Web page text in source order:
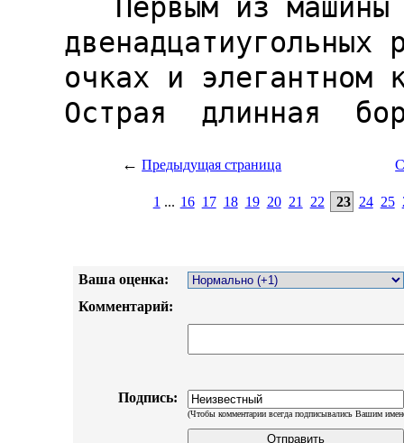
← Предыдущая страница
1 ... 16 17 18 19 20 21 22 23 24 25
Ваша оценка:
Комментарий:
Подпись:
(Чтобы комментарии всегда подписывались Вашим